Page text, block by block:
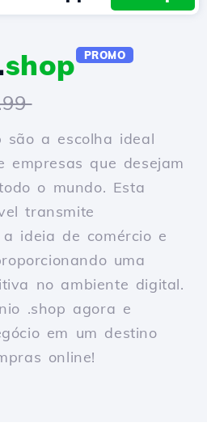
shop PROMO
são a escolha ideal
empresas que desejam
o mundo. Esta
transmite
ideia de comércio e
uma
no ambiente digital.
.shop agora e
em um destino
online!